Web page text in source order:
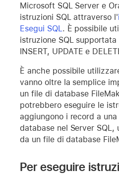
Microsoft SQL Server e
istruzioni SQL attraverso l'
Esegui SQL. È possibile
istruzione SQL
INSERT, UPDATE e
È anche possibile
vanno oltre la semplice
un file di database
potrebbero eseguire le
aggiungono i record a
database nel Server SQL,
da un file di database
Per eseguire